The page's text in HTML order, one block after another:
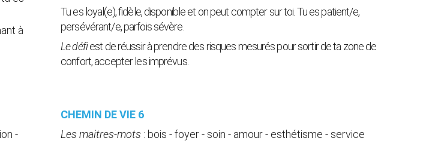
à
Tu es loyal(e), fidèle, disponible et on peut compter sur toi. Tu es patient/e,
persévérant/e, parfois sévère.
Le défi est de réussir à prendre des risques mesurés pour sortir de ta zone de
confort, accepter les imprévus.
-
CHEMIN DE VIE 6
Les maitres-mots : bois - foyer - soin - amour - esthétisme - service